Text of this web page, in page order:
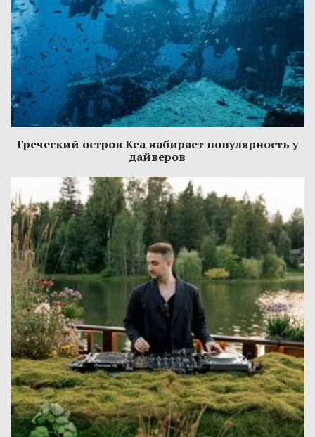
Греческий остров Кеа набирает популярность у
дайверов